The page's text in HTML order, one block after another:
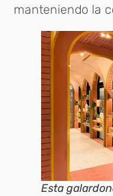
manteniendo la
Esta